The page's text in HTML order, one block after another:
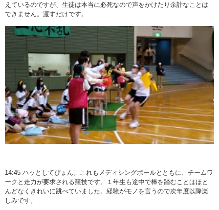
えているのですが、生徒は本当に必死なので声をかけたり余計なことは
できません。渡すだけです。
14:45 ハッとしてぴょん。これもメディシングボールとともに、チームワ
ークと走力が要求される競技です。１年生も途中で棒を踏むことはほと
んどなくきれいに跳べていました。経験がモノを言うので次年度以降楽
しみです。